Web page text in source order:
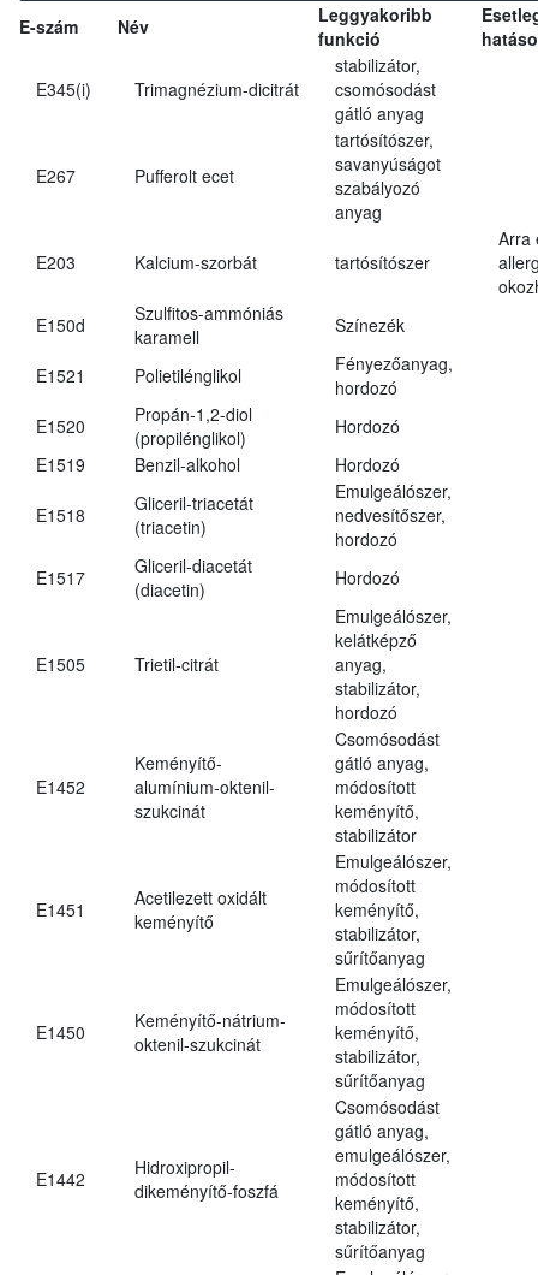
E-szám Név
Leggyakoribb
funkció
E345(i) Trimagnézium-dicitrát
stabilizátor,
csomósodást
gátló anyag
E267 Pufferolt ecet
tartósítószer,
savanyúságot
szabályozó
anyag
E203 Kalcium-szorbát tartósítószer
Arra
E150d
Szulfitos-ammóniás
karamell
Színezék
E1521 Polietilénglikol
Fényezőanyag,
hordozó
E1520
Propán-1,2-diol
(propilénglikol)
Hordozó
E1519
Benzil-alkohol Hordozó
E1518
Gliceril-triacetát
(triacetin)
Emulgeálószer,
nedvesítőszer,
hordozó
E1517
Gliceril-diacetát
(diacetin)
Hordozó
E1505 Trietil-citrát
Emulgeálószer,
kelátképző
anyag,
stabilizátor,
hordozó
E1452
Keményítő-
alumínium-oktenil-
szukcinát
Csomósodást
gátló anyag,
módosított
keményítő,
stabilizátor
E1451
Acetilezett oxidált
keményítő
Emulgeálószer,
módosított
keményítő,
stabilizátor,
sűrítőanyag
E1450
Keményítő-nátrium-
oktenil-szukcinát
Emulgeálószer,
módosított
keményítő,
stabilizátor,
sűrítőanyag
E1442
Hidroxipropil-
dikeményítő-foszfá
Csomósodást
gátló anyag,
emulgeálószer,
módosított
keményítő,
stabilizátor,
sűrítőanyag